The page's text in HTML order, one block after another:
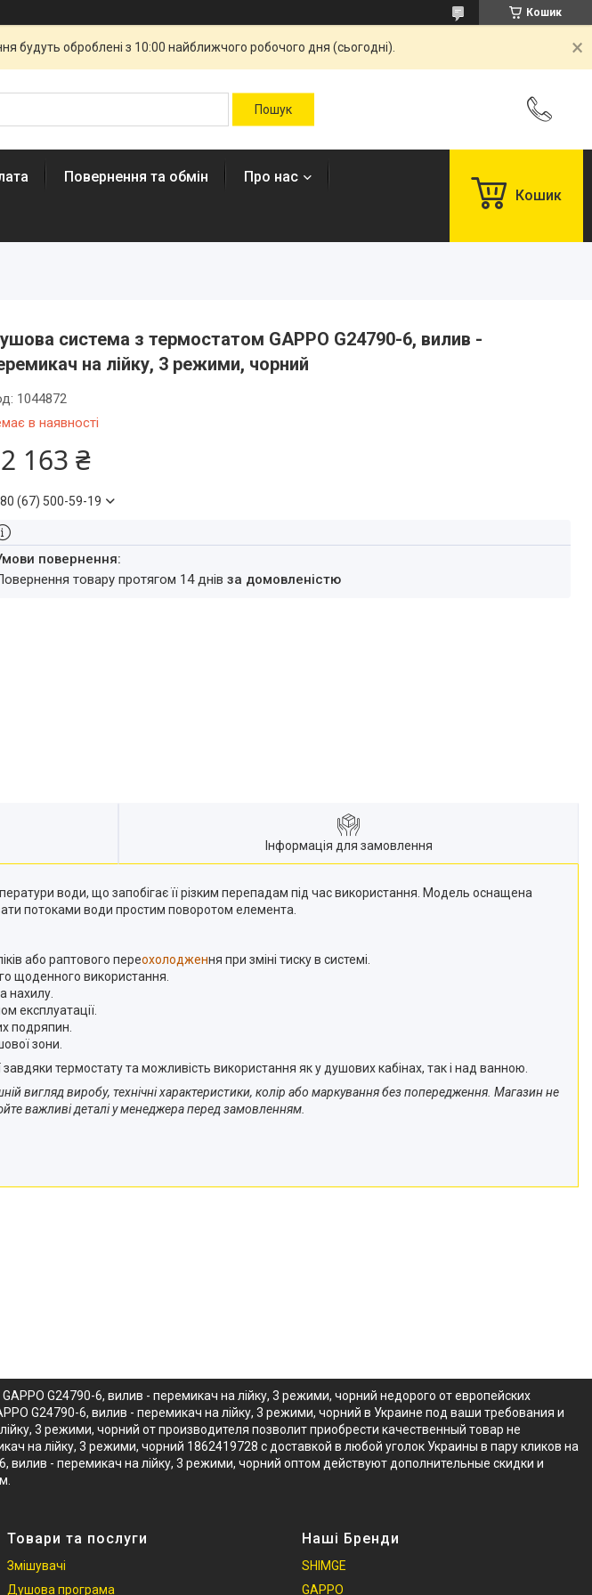
Кошик
будуть оброблені з 10:00 найближчого робочого дня (сьогодні).
Повернення та обмін Про нас
Кошик
система з термостатом GAPPO G24790-6, вилив -
на лійку, 3 режими, чорний
в наявності
1044872
163 ₴
(67) 500-59-19
повернення товару протягом 14 днів за домовленістю
Інформація для замовлення
води, що запобігає її різким перепадам під час використання. Модель оснащена
потоками води простим поворотом елемента.
або раптового переохолодження при зміні тиску в системі.
щоденного використання.
нахилу.
експлуатації.
подряпин.
зони.
термостату та можливість використання як у душових кабінах, так і над ванною.
вигляд виробу, технічні характеристики, колір або маркування без попередження. Магазин не
важливі деталі у менеджера перед замовленням.
G24790-6, вилив - перемикач на лійку, 3 режими, чорний недорого от европейских
G24790-6, вилив - перемикач на лійку, 3 режими, чорний в Украине под ваши требования и
3 режими, чорний от производителя позволит приобрести качественный товар не
на лійку, 3 режими, чорний 1862419728 с доставкой в любой уголок Украины в пару кликов на
- перемикач на лійку, 3 режими, чорний оптом действуют дополнительные скидки и
Товари та послуги
Змішувачі
Душова програма
Наші Бренди
SHIMGE
GAPPO